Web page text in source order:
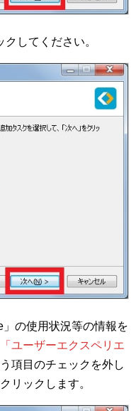
してください。
の使用状況等の情報を
「ユーザーエクスペリエ
項目のチェックを外し
リックします。